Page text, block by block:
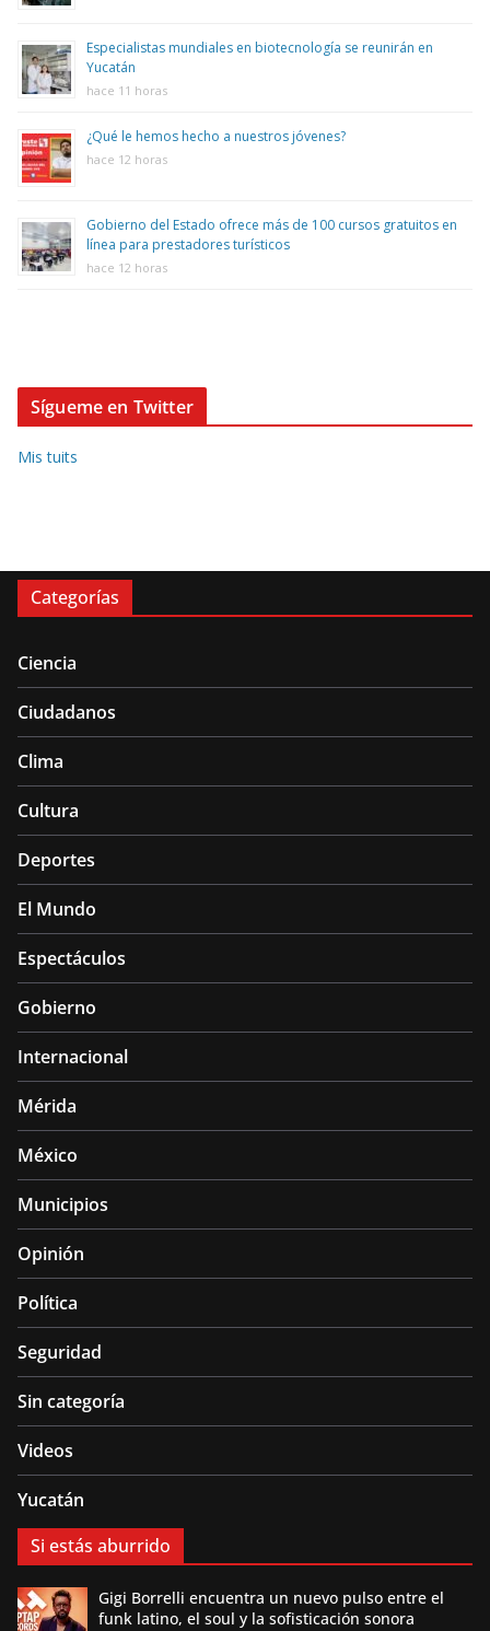
Especialistas mundiales en biotecnología se reunirán en
Yucatán
hace 11 horas
¿Qué le hemos hecho a nuestros jóvenes?
hace 12 horas
Gobierno del Estado ofrece más de 100 cursos gratuitos en
línea para prestadores turísticos
hace 12 horas
Sígueme en Twitter
Mis tuits
Categorías
Ciencia
Ciudadanos
Clima
Cultura
Deportes
El Mundo
Espectáculos
Gobierno
Internacional
Mérida
México
Municipios
Opinión
Política
Seguridad
Sin categoría
Videos
Yucatán
Si estás aburrido
Gigi Borrelli encuentra un nuevo pulso entre el
funk latino, el soul y la sofisticación sonora